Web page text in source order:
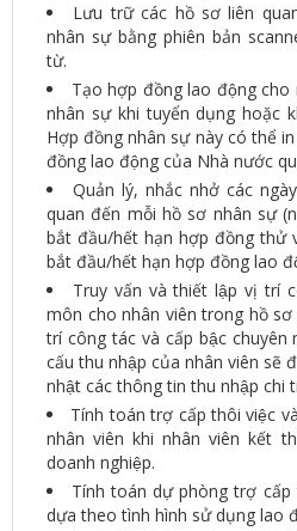
Lưu trữ các hồ sơ liên
nhân sự bằng phiên bản
từ.
Tạo hợp đồng lao động
nhân sự khi tuyển dụng hoặc
Hợp đồng nhân sự này có thể
đồng lao động của Nhà nước
Quản lý, nhắc nhở các
quan đến mỗi hồ sơ nhân sự
bắt đầu/hết hạn hợp đồng thử
bắt đầu/hết hạn hợp đồng lao
Truy vấn và thiết lập vị trí
môn cho nhân viên trong hồ
trí công tác và cấp bậc
cấu thu nhập của nhân viên sẽ
nhật các thông tin thu nhập chi
Tính toán trợ cấp thôi việc
nhân viên khi nhân viên kết
doanh nghiệp.
Tính toán dự phòng trợ
dựa theo tình hình sử dụng lao